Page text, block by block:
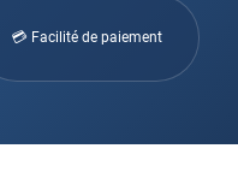
💳 Facilité de paiement